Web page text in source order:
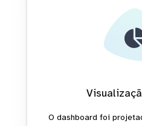
O dashboard foi